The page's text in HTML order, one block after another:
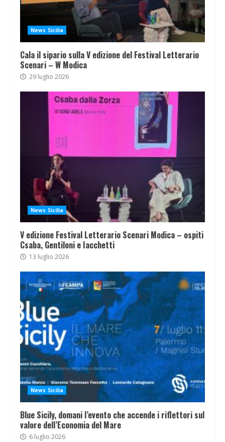
News Sicilia
Cala il sipario sulla V edizione del Festival Letterario
Scenari – W Modica
29 luglio 2026
News Sicilia
V edizione Festival Letterario Scenari Modica – ospiti
Csaba, Gentiloni e Iacchetti
13 luglio 2026
News Sicilia
Blue Sicily, domani l’evento che accende i riflettori sul
valore dell’Economia del Mare
6 luglio 2026